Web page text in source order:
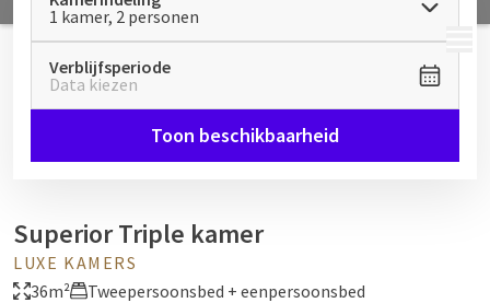
MENU
1 kamer, 2 personen
Verblijfsperiode
Data kiezen
Toon beschikbaarheid
Superior Triple kamer
LUXE KAMERS
36m²
Tweepersoonsbed + eenpersoonsbed